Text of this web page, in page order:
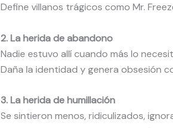
Define villanos trágicos como Mr.
2. La herida de abandono
Nadie estuvo allí cuando más lo
Daña la identidad y genera obsesión
3. La herida de humillación
Se sintieron menos, ridiculizados,